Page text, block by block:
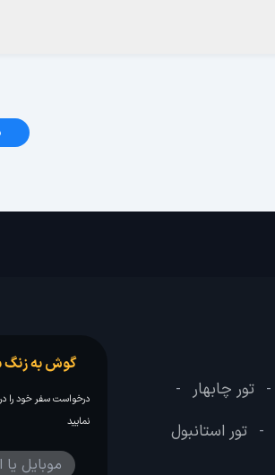
- تور چابهار -
- تور استانبول
گوش به زنگ
درخواست سفر خود را
نمایید